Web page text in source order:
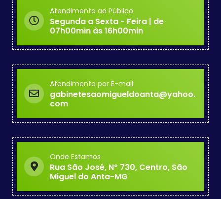
Atendimento ao Público
Segunda a Sexta - Feira | de
07h00min às 16h00min
Atendimento por E-mail
gabinetesaomigueldoanta@yahoo.
com
Onde Estamos
Rua São José, Nº 730, Centro, São
Miguel do Anta-MG